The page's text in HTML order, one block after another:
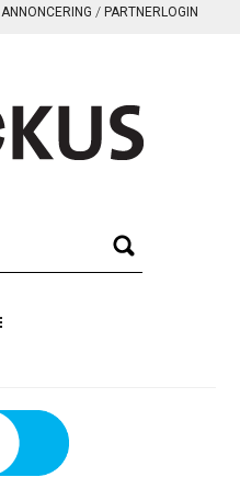
ANNONCERING PARTNERLOGIN